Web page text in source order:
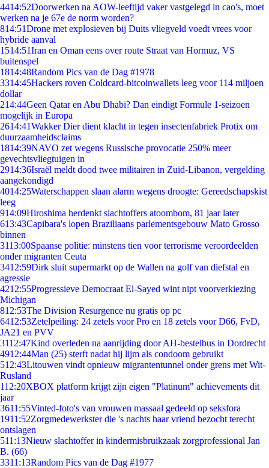
4414:52Doorwerken na AOW-leeftijd vaker vastgelegd in cao's, moet
werken na je 67e de norm worden?
814:51Drone met explosieven bij Duits vliegveld voedt vrees voor
hybride aanval
1514:51Iran en Oman eens over route Straat van Hormuz, VS
buitenspel
1814:48Random Pics van de Dag #1978
3314:45Hackers roven Coldcard-bitcoinwallets leeg voor 114 miljoen
dollar
214:44Geen Qatar en Abu Dhabi? Dan eindigt Formule 1-seizoen
mogelijk in Europa
2614:41Wakker Dier dient klacht in tegen insectenfabriek Protix om
duurzaamheidsclaims
1814:39NAVO zet wegens Russische provocatie 250% meer
gevechtsvliegtuigen in
2914:36Israël meldt dood twee militairen in Zuid-Libanon, vergelding
aangekondigd
4014:25Waterschappen slaan alarm wegens droogte: Gereedschapskist
leeg
914:09Hiroshima herdenkt slachtoffers atoombom, 81 jaar later
613:43Capibara's lopen Braziliaans parlementsgebouw Mato Grosso
binnen
3113:00Spaanse politie: minstens tien voor terrorisme veroordeelden
onder migranten Ceuta
3412:59Dirk sluit supermarkt op de Wallen na golf van diefstal en
agressie
4212:55Progressieve Democraat El-Sayed wint nipt voorverkiezing
Michigan
812:53The Division Resurgence nu gratis op pc
6412:53Zetelpeiling: 24 zetels voor Pro en 18 zetels voor D66, FvD,
JA21 en PVV
3112:47Kind overleden na aanrijding door AH-bestelbus in Dordrecht
4912:44Man (25) sterft nadat hij lijm als condoom gebruikt
512:43Litouwen vindt opnieuw migrantentunnel onder grens met Wit-
Rusland
112:20XBOX platform krijgt zijn eigen "Platinum" achievements dit
jaar
3611:55Vinted-foto's van vrouwen massaal gedeeld op seksfora
1911:52Zorgmedewerkster die 's nachts haar vriend bezocht terecht
ontslagen
511:13Nieuw slachtoffer in kindermisbruikzaak zorgprofessional Jan
B. (66)
3311:13Random Pics van de Dag #1977